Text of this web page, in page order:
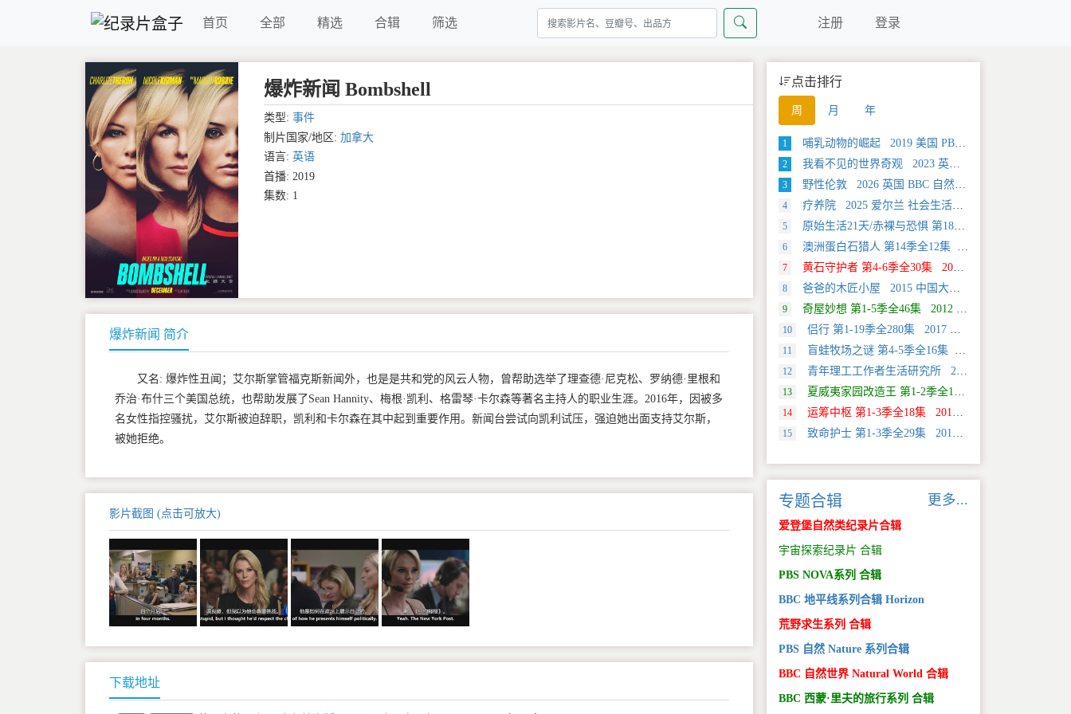
首页 全部 精选 合辑 筛选 注册 登录
爆炸新闻 Bombshell
类型: 事件
制片国家/地区: 加拿大
语言: 英语
首播: 2019
集数: 1
爆炸新闻 简介
又名: 爆炸性丑闻；艾尔斯掌管福克斯新闻外，也是是共和党的风云人物，曾帮助选举了理查德·尼克松、罗纳德·里根和
乔治·布什三个美国总统，也帮助发展了Sean Hannity、梅根·凯利、格雷琴·卡尔森等著名主持人的职业生涯。2016年，因被多
名女性指控骚扰，艾尔斯被迫辞职，凯利和卡尔森在其中起到重要作用。新闻台尝试向凯利试压，强迫她出面支持艾尔斯，
被她拒绝。
影片截图 (点击可放大)
下载地址
点击排行
周 月 年
1 哺乳动物的崛起 2019 美国 PBS 自然类纪录片
2 我看不见的世界奇观 2023 英国 旅行类纪录片
3 野性伦敦 2026 英国 BBC 自然类纪录片
4 疗养院 2025 爱尔兰 社会生活类纪录片
5 原始生活21天/赤裸与恐惧 第18季全12集 2025 美国 Discovery 真人秀&舞台类纪录片
6 澳洲蛋白石猎人 第14季全12集 2025 美国 Discovery 真人秀&舞台类纪录片
7 黄石守护者 第4-6季全30集 2024 美国 Discovery 真人秀&舞台类纪录片
8 爸爸的木匠小屋 2015 中国大陆 社会生活类纪录片
9 奇屋妙想 第1-5季全46集 2012 美国 HGTV 真人秀&舞台类纪录片
10 侣行 第1-19季全280集 2017 中国大陆 旅行类纪录片
11 盲蛙牧场之谜 第4-5季全16集 2025 美国 Discovery 探索类纪录片
12 青年理工工作者生活研究所 2022 中国大陆 社会生活类纪录片
13 夏威夷家园改造王 第1-2季全18集 2024 美国 HGTV 真人秀&舞台类纪录片
14 运筹中枢 第1-3季全18集 2013 美国 Discovery 科学类纪录片
15 致命护士 第1-3季全29集 2016 英国 传记类纪录片
专题合辑 更多...
爱登堡自然类纪录片合辑
宇宙探索纪录片 合辑
PBS NOVA系列 合辑
BBC 地平线系列合辑 Horizon
荒野求生系列 合辑
PBS 自然 Nature 系列合辑
BBC 自然世界 Natural World 合辑
BBC 西蒙·里夫的旅行系列 合辑